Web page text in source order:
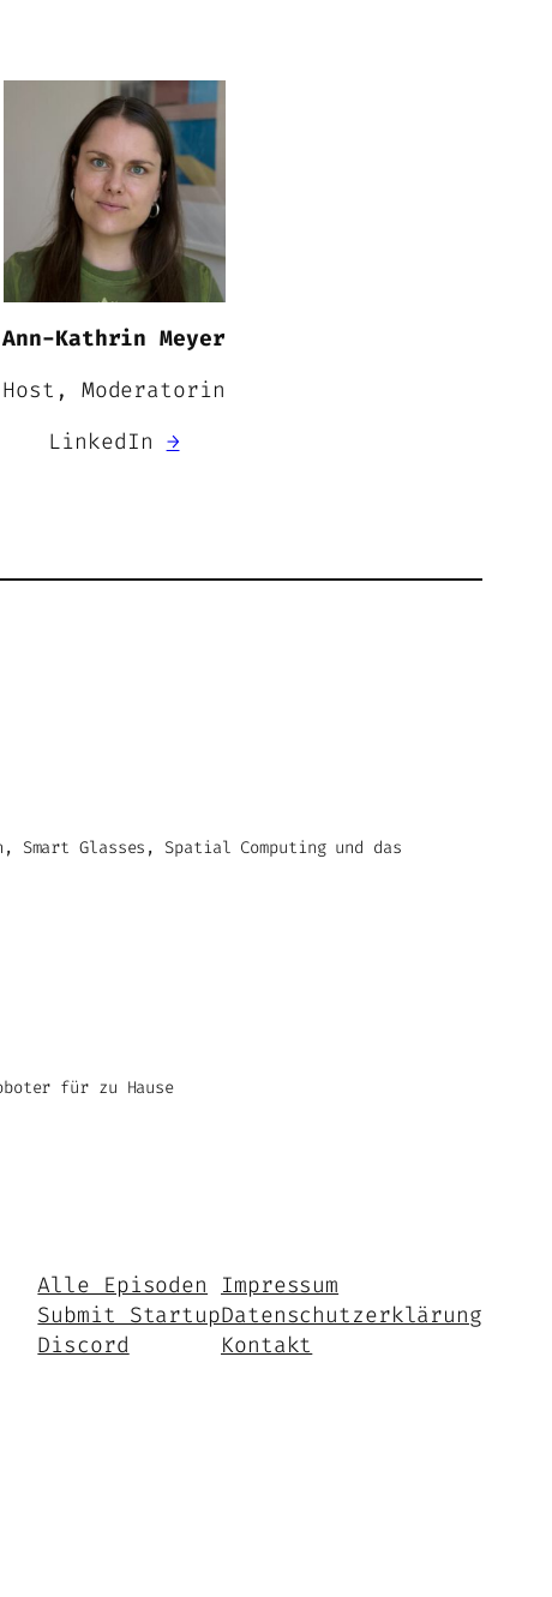
Ann-Kathrin Meyer
Host, Moderatorin
LinkedIn →
Glasses, Spatial Computing und das
für zu Hause
Alle Episoden
Submit Startup
Discord
Impressum
Datenschutzerklärung
Kontakt